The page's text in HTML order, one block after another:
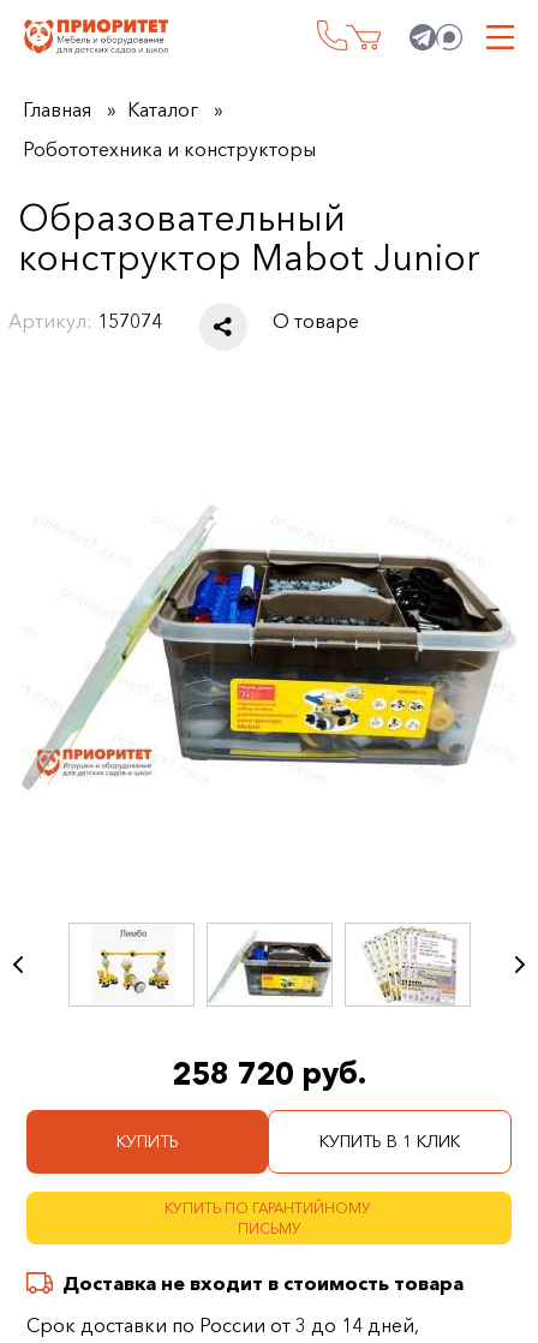
Главная
Каталог
Робототехника и конструкторы
Образовательный
конструктор Mabot Junior
Артикул: 157074 О товаре
258 720 руб.
КУПИТЬ КУПИТЬ В 1 КЛИК
КУПИТЬ ПО ГАРАНТИЙНОМУ
ПИСЬМУ
Доставка не входит в стоимость товара
Срок доставки по России от 3 до 14 дней,